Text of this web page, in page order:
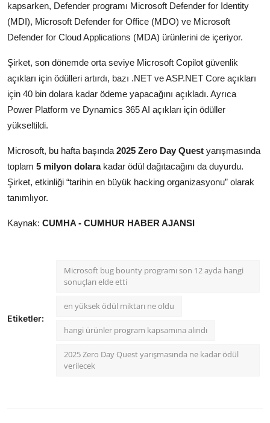
kapsarken, Defender programı Microsoft Defender for Identity
(MDI), Microsoft Defender for Office (MDO) ve Microsoft
Defender for Cloud Applications (MDA) ürünlerini de içeriyor.
Şirket, son dönemde orta seviye Microsoft Copilot güvenlik
açıkları için ödülleri artırdı, bazı .NET ve ASP.NET Core açıkları
için 40 bin dolara kadar ödeme yapacağını açıkladı. Ayrıca
Power Platform ve Dynamics 365 AI açıkları için ödüller
yükseltildi.
Microsoft, bu hafta başında 2025 Zero Day Quest yarışmasında
toplam 5 milyon dolarakadar ödül dağıtacağını da duyurdu.
Şirket, etkinliği “tarihin en büyük hacking organizasyonu” olarak
tanımlıyor.
Kaynak: CUMHA - CUMHUR HABER AJANSI
Etiketler:
Microsoft bug bounty programı son 12 ayda hangi
sonuçları elde etti
en yüksek ödül miktarı ne oldu
hangi ürünler program kapsamına alındı
2025 Zero Day Quest yarışmasında ne kadar ödül
verilecek